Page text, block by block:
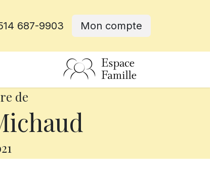
687-9903 Mon compte
de